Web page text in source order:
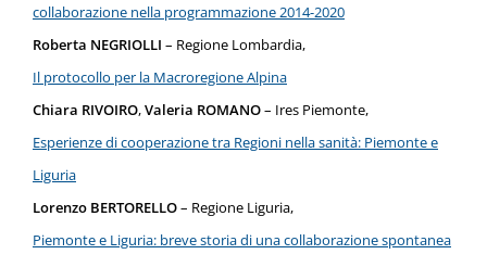
collaborazione nella programmazione 2014-2020
Roberta NEGRIOLLI – Regione Lombardia,
Il protocollo per la Macroregione Alpina
Chiara RIVOIRO,Valeria ROMANO– Ires Piemonte,
Esperienze di cooperazione tra Regioni nella sanità: Piemonte e
Liguria
Lorenzo BERTORELLO– Regione Liguria,
Piemonte e Liguria: breve storia di una collaborazione spontanea